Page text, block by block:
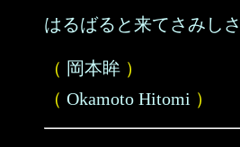
はるばると来てさみし
（ 岡本眸 ）
（ Okamoto Hitomi ）